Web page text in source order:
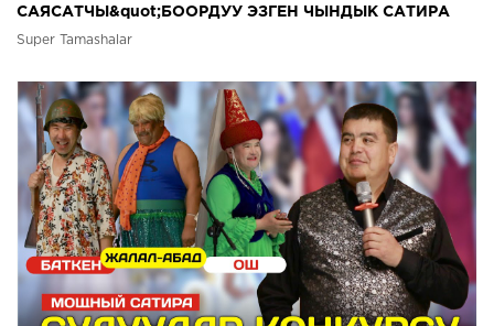
САЯСАТЧЫ&quot;БООРДУУ ЭЗГЕН ЧЫНДЫК САТИРА
Super Tamashalar